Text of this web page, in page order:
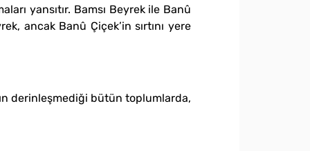
yansıtır. Bamsı Beyrek ile Banû
ancak Banû Çiçek’in sırtını yere
derinleşmediği bütün toplumlarda,